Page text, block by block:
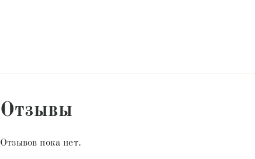
Отзывы
Отзывов пока нет.